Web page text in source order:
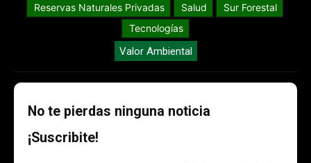
Reservas Naturales Privadas
Salud
Sur Forestal
Tecnologías
Valor Ambiental
No te pierdas ninguna noticia
¡Suscribite!